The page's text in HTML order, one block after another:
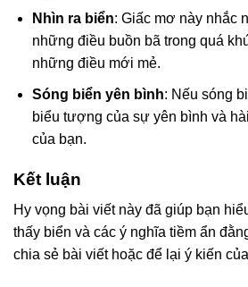
Nhìn ra biển: Giấc mơ này nhắc
những điều buồn bã trong quá
những điều mới mẻ.
Sóng biển yên bình: Nếu sóng
biểu tượng của sự yên bình và
của bạn.
Kết luận
Hy vọng bài viết này đã giúp bạn
thấy biển và các ý nghĩa tiềm ẩn
chia sẻ bài viết hoặc để lại ý kiến